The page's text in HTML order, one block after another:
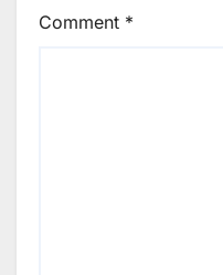
Comment *